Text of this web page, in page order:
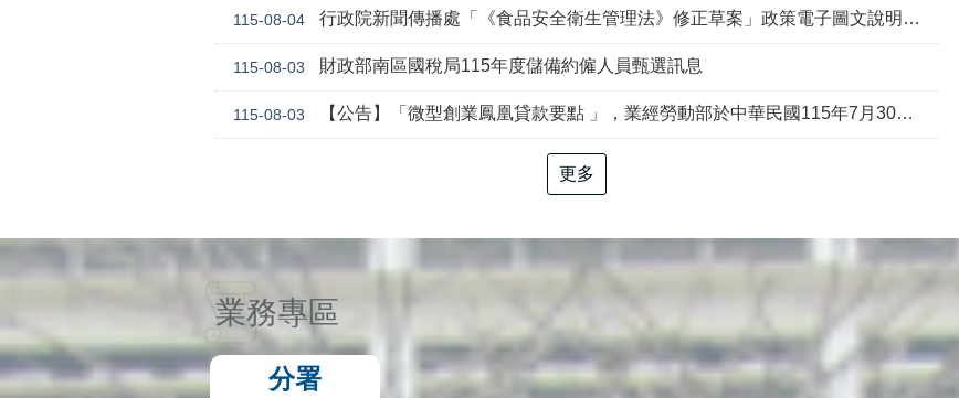
115-08-04 行政院新聞傳播處「《食品安全衛生管理法》修正草案」政策電子圖文說明資料
115-08-03 財政部南區國稅局115年度儲備約僱人員甄選訊息
115-08-03 【公告】「微型創業鳳凰貸款要點 」，業經勞動部於中華民國115年7月30日以勞動發創字第1150509757號令修正發布，並自115年8月1日生效。
更多
業務專區
分署